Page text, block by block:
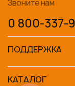
Звоните нам
0 800-337-
ПОДДЕРЖКА
КАТАЛОГ